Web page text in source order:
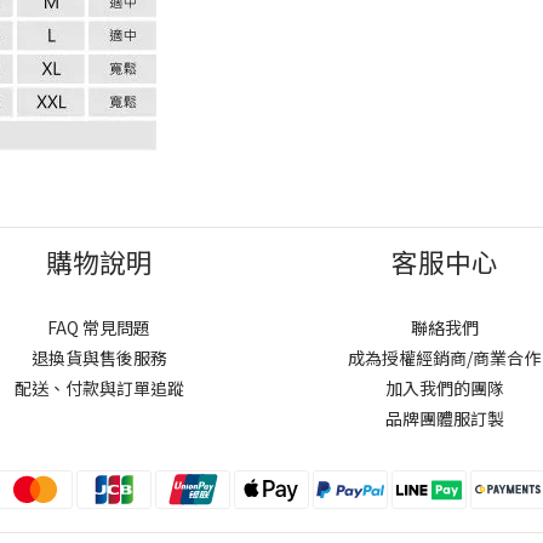
購物說明
FAQ 常見問題
退換貨與售後服務
配送、付款與訂單追蹤
客服中心
聯絡我們
成為授權經銷商/商業合作
加入我們的團隊
品牌團體服訂製